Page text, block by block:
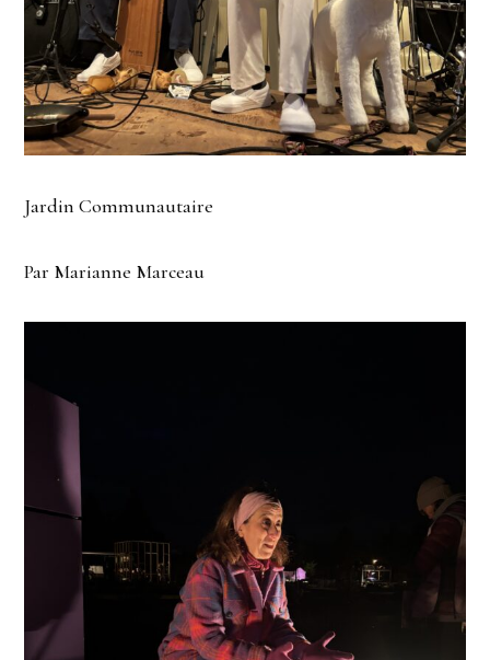
Jardin Communautaire
Par Marianne Marceau